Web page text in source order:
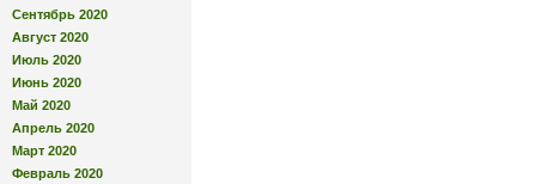
Сентябрь 2020
Август 2020
Июль 2020
Июнь 2020
Май 2020
Апрель 2020
Март 2020
Февраль 2020